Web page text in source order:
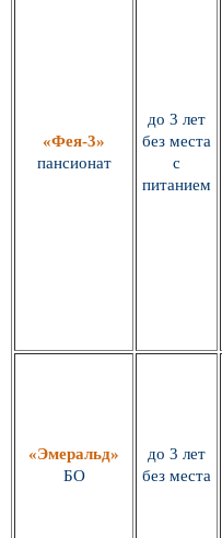
«Фея-3»
пансионат
до 3 лет
без места
с
питанием
«Эмеральд»
БО
до 3 лет
без места